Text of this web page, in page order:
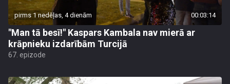
pirms 1 nedēļas, 4 dienām 00:03:14
"Man tā besī!" Kaspars Kambala nav mierā ar
krāpnieku izdarībām Turcijā
67. epizode